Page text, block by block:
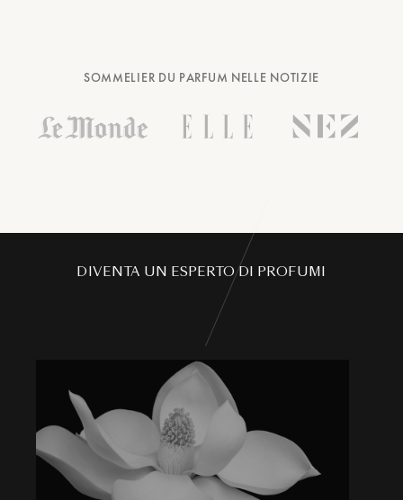
SOMMELIER DU PARFUM NELLE NOTIZIE
DIVENTA UN ESPERTO DI PROFUMI